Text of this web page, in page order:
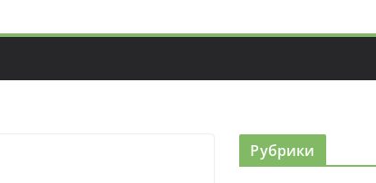
Рубрики